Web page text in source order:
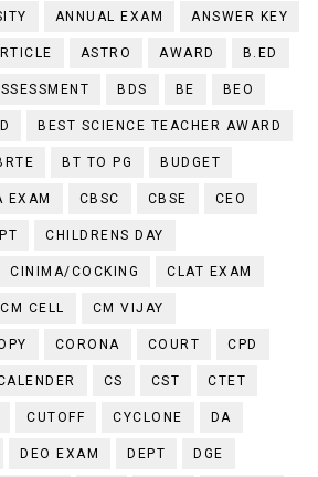
ANNUAL EXAM ANSWER KEY
ASTRO AWARD B.ED
BDS BE BEO
BEST SCIENCE TEACHER AWARD
BT TO PG BUDGET
EXAM CBSC CBSE CEO
CHILDRENS DAY
CINIMA/COCKING CLAT EXAM
CM CELL CM VIJAY
CORONA COURT CPD
CS CST CTET
CUTOFF CYCLONE DA
DEO EXAM DEPT DGE